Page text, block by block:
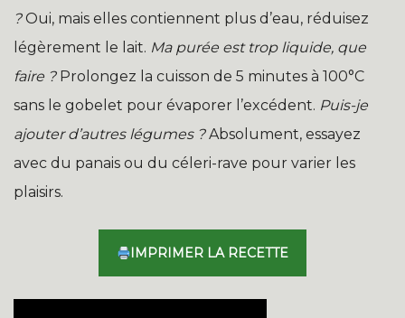
?Oui, mais elles contiennent plus d’eau, réduisez
légèrement le lait. Ma purée est trop liquide, que
faire ?Prolongez la cuisson de 5 minutes à 100°C
sans le gobelet pour évaporer l’excédent. Puis-je
ajouter d’autres légumes ?Absolument, essayez
avec du panais ou du céleri-rave pour varier les
plaisirs.
IMPRIMER LA RECETTE